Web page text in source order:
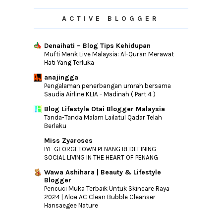
ACTIVE BLOGGER
Denaihati – Blog Tips Kehidupan
Mufti Menk Live Malaysia: Al-Quran Merawat
Hati Yang Terluka
anajingga
Pengalaman penerbangan umrah bersama
Saudia Airline KLIA - Madinah ( Part 4 )
Blog Lifestyle Otai Blogger Malaysia
Tanda-Tanda Malam Lailatul Qadar Telah
Berlaku
Miss Zyaroses
IYF GEORGETOWN PENANG REDEFINING
SOCIAL LIVING IN THE HEART OF PENANG
Wawa Ashihara | Beauty & Lifestyle
Blogger
Pencuci Muka Terbaik Untuk Skincare Raya
2024 | Aloe AC Clean Bubble Cleanser
Hansaegee Nature